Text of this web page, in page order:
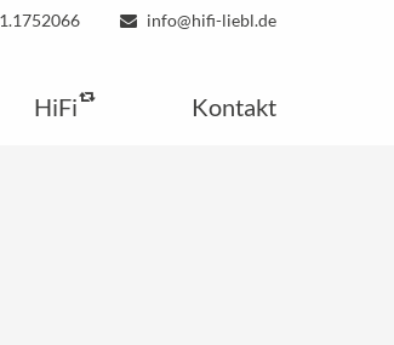
info@hifi-liebl.de
HiFi Kontakt